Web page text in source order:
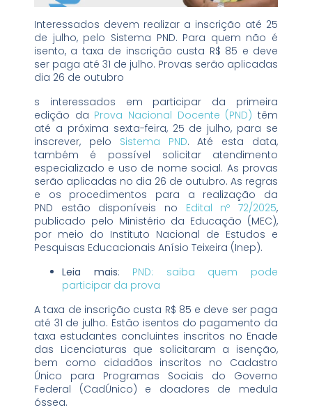
Interessados devem realizar a inscrição até 25
de julho, pelo Sistema PND. Para quem não é
isento, a taxa de inscrição custa R$ 85 e deve
ser paga até 31 de julho. Provas serão aplicadas
dia 26 de outubro
s interessados em participar da primeira
edição da Prova Nacional Docente (PND) têm
até a próxima sexta-feira, 25 de julho, para se
inscrever, pelo Sistema PND. Até esta data,
também é possível solicitar atendimento
especializado e uso de nome social. As provas
serão aplicadas no dia 26 de outubro. As regras
e os procedimentos para a realização da
PND estão disponíveis no Edital nº 72/2025,
publicado pelo Ministério da Educação (MEC),
por meio do Instituto Nacional de Estudos e
Pesquisas Educacionais Anísio Teixeira (Inep).
Leia mais: PND: saiba quem pode
participar da prova
A taxa de inscrição custa R$ 85 e deve ser paga
até 31 de julho. Estão isentos do pagamento da
taxa estudantes concluintes inscritos no Enade
das Licenciaturas que solicitaram a isenção,
bem como cidadãos inscritos no Cadastro
Único para Programas Sociais do Governo
Federal (CadÚnico) e doadores de medula
óssea.